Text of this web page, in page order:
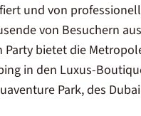
und von
von Besuchern
Party bietet die
in den Luxus-
Park, des